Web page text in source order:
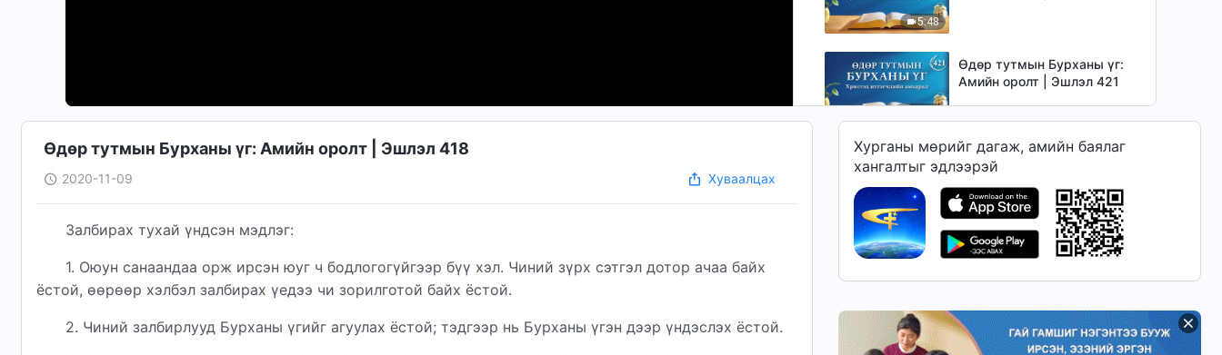
5:48
Өдөр тутмын Бурханы үг:
Амийн оролт | Эшлэл 421
5:50
Өдөр тутмын Бурханы үг:
Амийн оролт | Эшлэл 422
Өдөр тутмын Бурханы үг:
Амийн оролт | Эшлэл 423
Өдөр тутмын Бурханы үг:
Амийн оролт | Эшлэл 424
Өдөр тутмын Бурханы үг: Амийн оролт | Эшлэл 418
2020-11-09 Хуваалцах
Залбирах тухай үндсэн мэдлэг:
1. Оюун санаандаа орж ирсэн юуг ч бодлогогүйгээр бүү хэл. Чиний зүрх сэтгэл дотор ачаа байх
ёстой, өөрөөр хэлбэл залбирах үедээ чи зорилготой байх ёстой.
2. Чиний залбирлууд Бурханы үгийг агуулах ёстой; тэдгээр нь Бурханы үгэн дээр үндэслэх ёстой.
Хурганы мөрийг дагаж, амийн баялаг
хангалтыг эдлээрэй